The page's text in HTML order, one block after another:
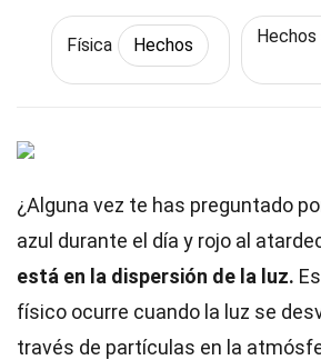
Física Hechos
¿Alguna vez te has preguntado
azul durante el día y rojo al
está en la dispersión de la luz.
físico ocurre cuando la luz se
través de partículas en la